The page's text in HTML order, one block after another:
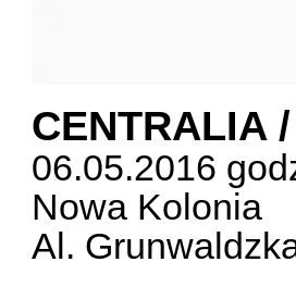
CENTRALIA
06.05.2016
Nowa Kolonia
Al.